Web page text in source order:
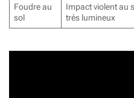
Foudre au
sol
Impact violent au
très lumineux